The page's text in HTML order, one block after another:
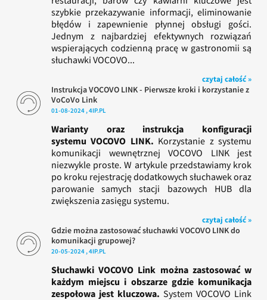
szybkie przekazywanie informacji, eliminowanie
błędów i zapewnienie płynnej obsługi gości.
Jednym z najbardziej efektywnych rozwiązań
wspierających codzienną pracę w gastronomii są
słuchawki VOCOVO...
czytaj całość »
Instrukcja VOCOVO LINK - Pierwsze kroki i korzystanie z
VoCoVo Link
01-08-2024 , 4IP.PL
Warianty oraz instrukcja konfiguracji
systemu VOCOVO LINK. Korzystanie z systemu
komunikacji wewnętrznej VOCOVO LINK jest
niezwykle proste. W artykule przedstawiamy krok
po kroku rejestrację dodatkowych słuchawek oraz
parowanie samych stacji bazowych HUB dla
zwiększenia zasięgu systemu.
czytaj całość »
Gdzie można zastosować słuchawki VOCOVO LINK do
komunikacji grupowej?
20-05-2024 , 4IP.PL
Słuchawki VOCOVO Link można zastosować w
każdym miejscu i obszarze gdzie komunikacja
zespołowa jest kluczowa. System VOCOVO Link